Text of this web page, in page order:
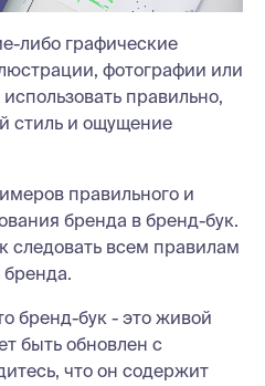
либо графические
фотографии или
правильно,
стиль и ощущение
правильного и
бренда в бренд-бук.
следовать всем правилам
бренда.
бренд-бук - это живой
быть обновлен с
что он содержит